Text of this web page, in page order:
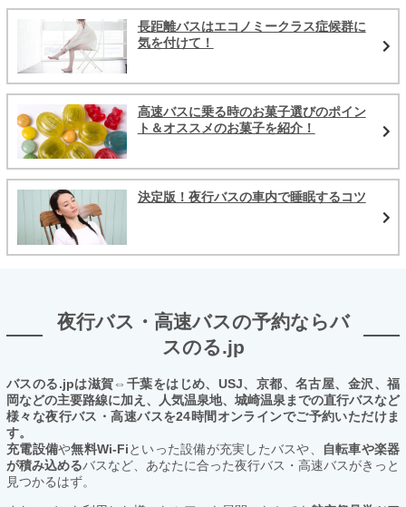
長距離バスはエコノミークラス症候群に
気を付けて！
高速バスに乗る時のお菓子選びのポイン
ト＆オススメのお菓子を紹介！
決定版！夜行バスの車内で睡眠するコツ
夜行バス・高速バスの予約ならバ
スのる.jp
バスのる.jpは滋賀⇔千葉をはじめ、USJ、京都、名古屋、金沢、福
岡などの主要路線に加え、人気温泉地、城崎温泉までの直行バスなど
様々な夜行バス・高速バスを24時間オンラインでご予約いただけま
す。
充電設備や無料Wi-Fiといった設備が充実したバスや、
自転車や楽器
が積み込めるバスなど、あなたに合った夜行バス・高速バスがきっと
見つかるはず。